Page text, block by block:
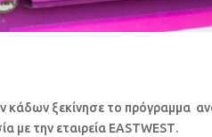
ξεκίνησε το πρόγραμμα
την εταιρεία EASTWESΤ.